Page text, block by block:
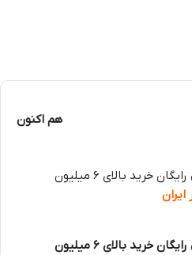
هم اکنون
خرید بالای 6 میلیون
ایران
خرید بالای 6 میلیون